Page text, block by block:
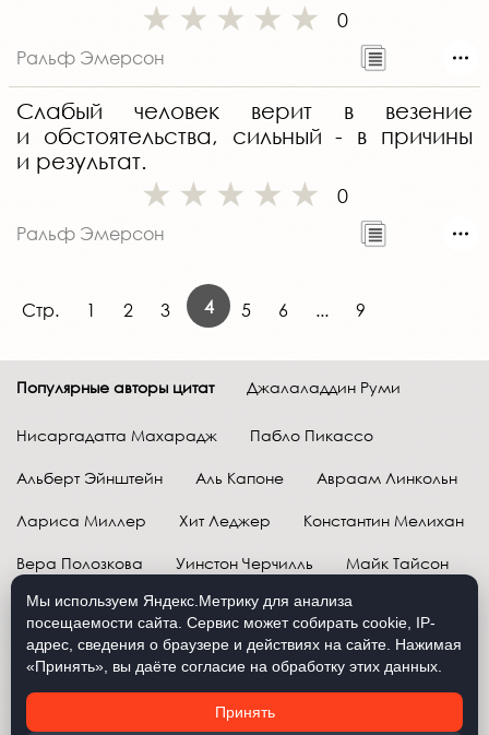
0
Ральф Эмерсон
Слабый человек верит в везение
и обстоятельства, сильный - в причины
и результат.
0
Ральф Эмерсон
Стр. 1 2 3 4 5 6 ... 9
Популярные авторы цитат Джалаладдин Руми
Нисаргадатта Махарадж Пабло Пикассо
Альберт Эйнштейн Аль Капоне Авраам Линкольн
Лариса Миллер Хит Леджер Константин Мелихан
Вера Полозкова Уинстон Черчилль Майк Тайсон
Марк Твен Расул Гамзатов Грег Плитт
Далай-лама XIV Уоррен Баффетт
Давид Самойлов Антон Чехов Жан-Поль Сартр
Мы используем Яндекс.Метрику для анализа
посещаемости сайта. Сервис может собирать cookie, IP-
адрес, сведения о браузере и действиях на сайте. Нажимая
«Принять», вы даёте согласие на обработку этих данных.
Принять